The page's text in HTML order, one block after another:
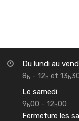
Du lundi au
8h - 12h et 13h
Le samedi :
9h00 - 12h00
Fermeture les